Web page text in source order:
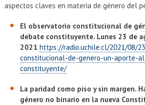
EXTENSIÓN
Académicos
Egresados
aspectos claves en materia de género del
El observatorio constitucional de
debate constituyente. Lunes 23 de
2021 https://radio.uchile.cl/2021/08/
constitucional-de-genero-un-aporte-
constituyente/
La paridad como piso y sin margen.
género no binario en la nueva